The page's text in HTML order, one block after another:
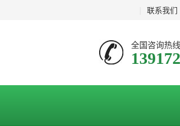
联系我们
全国咨询热